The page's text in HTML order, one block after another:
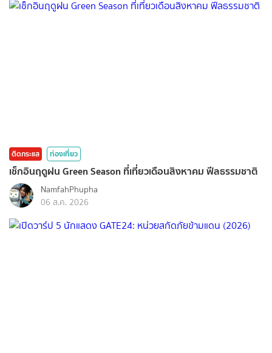
ติดกระแส ท่องเที่ยว
เช็กอินฤดูฝน Green Season ที่เที่ยวเดือนสิงหาคม ฟีลธรรมชาติ
NamfahPhupha
06 ส.ค. 2026